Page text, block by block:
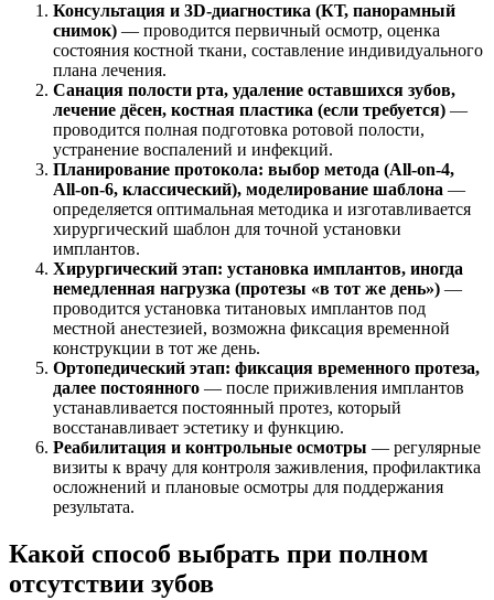
Консультация и 3D‑диагностика (КТ, панорамный
снимок) — проводится первичный осмотр, оценка
состояния костной ткани, составление индивидуального
плана лечения.
Санация полости рта, удаление оставшихся зубов,
лечение дёсен, костная пластика (если требуется) —
проводится полная подготовка ротовой полости,
устранение воспалений и инфекций.
Планирование протокола: выбор метода (All‑on‑4,
All‑on‑6, классический), моделирование шаблона —
определяется оптимальная методика и изготавливается
хирургический шаблон для точной установки
имплантов.
Хирургический этап: установка имплантов, иногда
немедленная нагрузка (протезы «в тот же день») —
проводится установка титановых имплантов под
местной анестезией, возможна фиксация временной
конструкции в тот же день.
Ортопедический этап: фиксация временного протеза,
далее постоянного — после приживления имплантов
устанавливается постоянный протез, который
восстанавливает эстетику и функцию.
Реабилитация и контрольные осмотры — регулярные
визиты к врачу для контроля заживления, профилактика
осложнений и плановые осмотры для поддержания
результата.
Какой способ выбрать при полном
отсутствии зубов